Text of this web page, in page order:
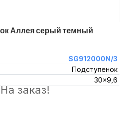
Аллея серый темный
SG912000N/3
Подступенок
30x9,6
На заказ!